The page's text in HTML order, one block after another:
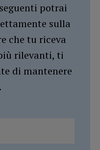
potrai
sulla
che tu riceva
rilevanti, ti
di mantenere